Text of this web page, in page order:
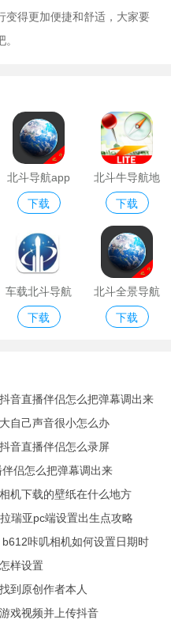
变得更加便捷和舒适，大家要
北斗导航app
下载
北斗牛导航地
图
下载
车载北斗导航
地图
下载
北斗全景导航
app
下载
音直播伴侣怎么把弹幕调出来
自己声音很小怎么办
音直播伴侣怎么录屏
侣怎么把弹幕调出来
机下载的壁纸在什么地方
瑞亚pc端设置出生点攻略
咔叽相机如何设置日期时
样设置
到原创作者本人
戏视频并上传抖音